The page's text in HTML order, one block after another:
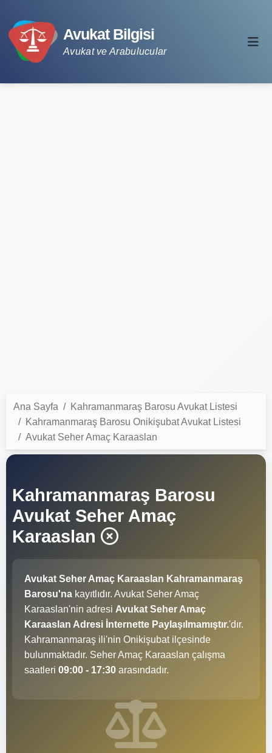
Avukat Bilgisi
Avukat ve Arabulucular
Ana Sayfa
Kahramanmaraş Barosu Avukat Listesi
Kahramanmaraş Barosu Onikişubat Avukat Listesi
Avukat Seher Amaç Karaaslan
Kahramanmaraş Barosu
Avukat Seher Amaç
Karaaslan
Avukat Seher Amaç Karaaslan Kahramanmaraş
Barosu'na kayıtlıdır. Avukat Seher Amaç
Karaaslan'nin adresi Avukat Seher Amaç
Karaaslan Adresi İnternette Paylaşılmamıştır.'dır.
Kahramanmaraş ili'nin Onikişubat ilçesinde
bulunmaktadır. Seher Amaç Karaaslan çalışma
saatleri 09:00 - 17:30 arasındadır.